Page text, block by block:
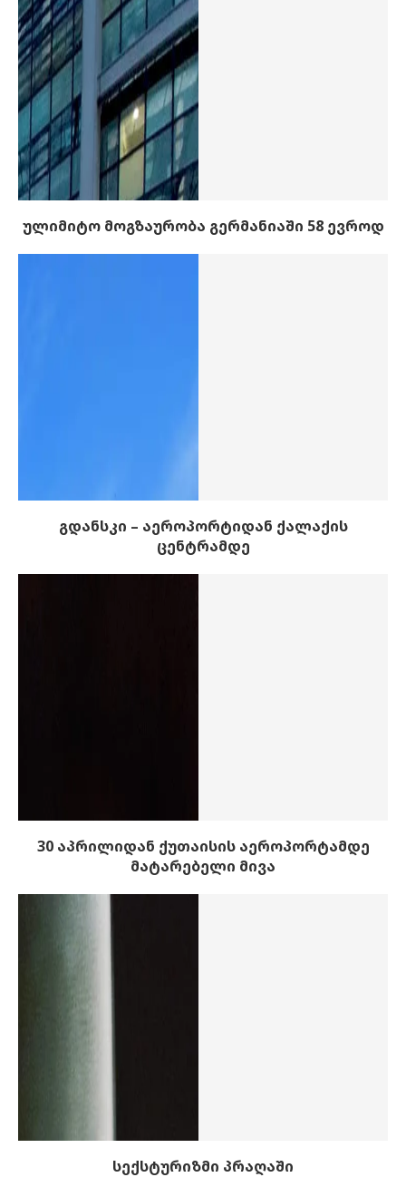
ულიმიტო მოგზაურობა გერმანიაში 58 ევროდ
გდანსკი – აეროპორტიდან ქალაქის
ცენტრამდე
30 აპრილიდან ქუთაისის აეროპორტამდე
მატარებელი მივა
სექსტურიზმი პრაღაში